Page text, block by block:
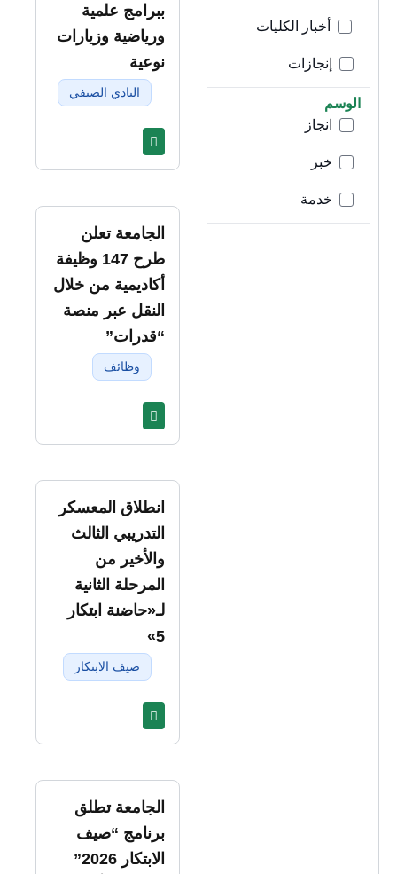
أخبار الكليات
إنجازات
الوسم
انجاز
خبر
خدمة
ببرامج علمية
ورياضية وزيارات
نوعية
النادي الصيفي
الجامعة تعلن
طرح 147 وظيفة
أكاديمية من خلال
النقل عبر منصة
“قدرات”
وظائف
انطلاق المعسكر
التدريبي الثالث
والأخير من
المرحلة الثانية
لـ«حاضنة ابتكار
5»
صيف الابتكار
الجامعة تطلق
برنامج “صيف
الابتكار 2026”